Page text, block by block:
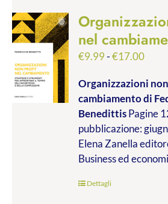
nel
€9.99-€17.00Fascia
da
a
Organizzazioni
cambiamentodi
BenedittisPagine
pubblicazione:
Elena Zanella
Business ed
Dettagli